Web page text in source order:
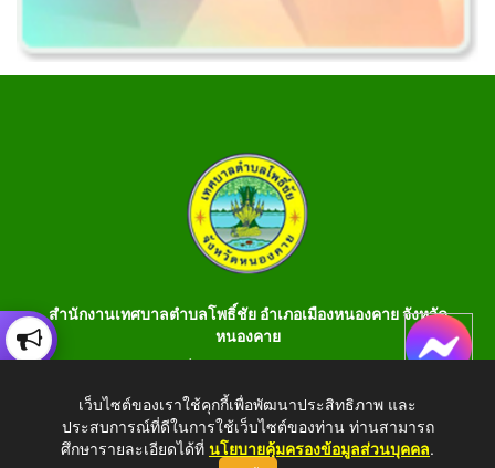
สำนักงานเทศบาลตำบลโพธิ์ชัย อำเภอเมืองหนองคาย จังหวัด
หนองคาย
990401 โทรสาร 042-990400
E-Saraban : saraban_05430106@dla.go.th
เว็บไซต์ของเราใช้คุกกี้เพื่อพัฒนาประสิทธิภาพ และ
ประสบการณ์ที่ดีในการใช้เว็บไซต์ของท่าน ท่านสามารถ
ศึกษารายละเอียดได้ที่ นโยบายคุ้มครองข้อมูลส่วนบุคคล.